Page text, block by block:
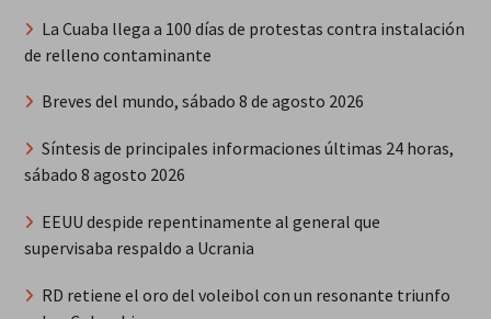
La Cuaba llega a 100 días de protestas contra instalación
de relleno contaminante
Breves del mundo, sábado 8 de agosto 2026
Síntesis de principales informaciones últimas 24 horas,
sábado 8 agosto 2026
EEUU despide repentinamente al general que
supervisaba respaldo a Ucrania
RD retiene el oro del voleibol con un resonante triunfo